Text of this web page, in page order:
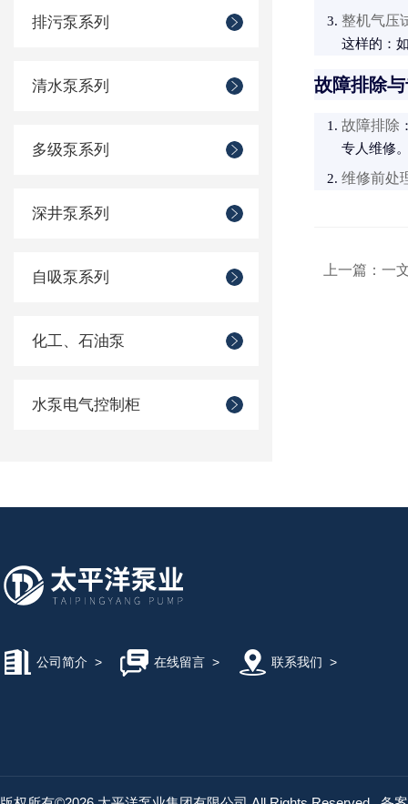
排污泵系列
清水泵系列
多级泵系列
深井泵系列
自吸泵系列
化工、石油泵
水泵电气控制柜
整机气压
这样的：
故障排除
故障排除
专人维修
维修前处
上一篇： 一
公司简介 > 在线留言> 联系我们 >